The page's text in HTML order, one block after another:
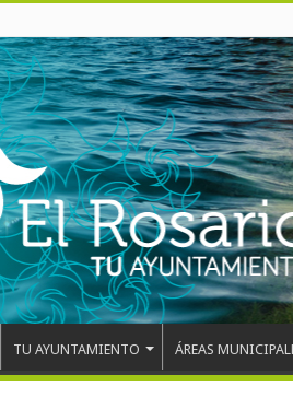
TU AYUNTAMIENTO ÁREAS